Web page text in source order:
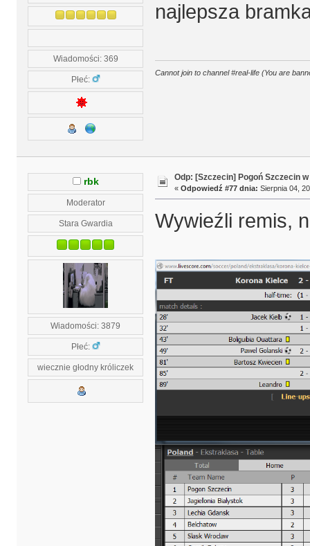
Wiadomości: 369
Płeć:
najlepsza
Cannot join to channel #real-life (You are
rbk
Moderator
Stara Gwardia
Wiadomości: 3879
Płeć:
wiecznie głodny króliczek
Odp: [Szczecin] Pogoń Szczecin
« Odpowiedź #77 dnia: Sierpnia 04,
Wywieźli remis,